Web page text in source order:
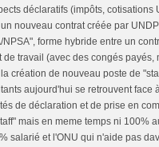
déclaratifs (impôts, cotisations
nouveau contrat créée par
NPSA", forme hybride entre un
de travail (avec des congés payés,
la création de nouveau poste de
aujourd'hui se retrouvent face
de déclaration et de prise en
mais en meme temps ni 100%
salarié et l'ONU qui n'aide pas